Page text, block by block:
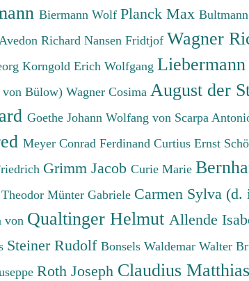
Biermann Wolf Planck Max
Avedon Richard Nansen Fridtjof Wagner
Korngold Erich Wolfgang
von Bülow) Wagner Cosima August der
Goethe Johann Wolfang von Scarpa
Meyer Conrad Ferdinand Curtius Ernst
Grimm Jacob Curie Marie
Münter Gabriele Carmen Sylva
von Qualtinger Helmut Allende
Steiner Rudolf Bonsels Waldemar Walter
Roth Joseph Claudius Matthias